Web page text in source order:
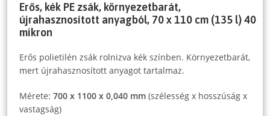
Erős, kék PE zsák, környezetbarát,
újrahasznosított anyagból, 70 x 110 cm (135 l) 40
mikron
Erős polietilén zsák rolnizva kék színben. Környezetbarát,
mert újrahasznosított anyagot tartalmaz.
Mérete:700 x 1100 x 0,040 mm (szélesség x hosszúság x
vastagság)